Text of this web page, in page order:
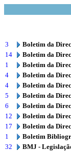
3
Boletim da
14
Boletim da
1
Boletim da
4
Boletim da
4
Boletim da
5
Boletim da
6
Boletim da
12
Boletim da
17
Boletim da
1
Boletim
32
BMJ -